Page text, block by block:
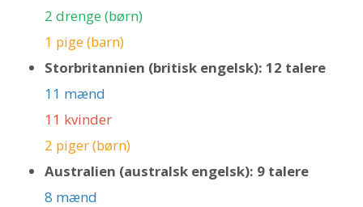
2 drenge (børn)
1 pige (barn)
Storbritannien (britisk engelsk): 12 talere
11 mænd
11 kvinder
2 piger (børn)
Australien (australsk engelsk): 9 talere
8 mænd